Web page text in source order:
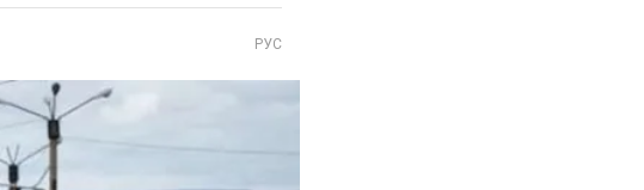
РУС